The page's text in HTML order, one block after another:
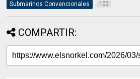
Submarinos Convencionales 100
COMPARTIR: